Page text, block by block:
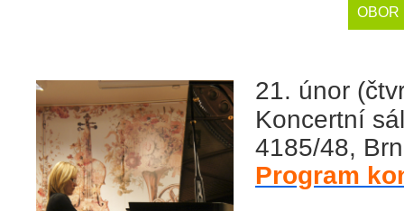
OBOR
21. únor
Koncertní
4185/48,
Program